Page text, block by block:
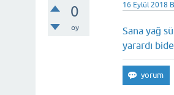
0
oy
16 Eylül 2018
Sana yağ
yarardı